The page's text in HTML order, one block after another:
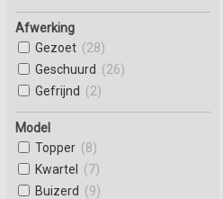
Afwerking
Gezoet (28)
Geschuurd (26)
Gefrijnd (2)
Model
Topper (8)
Kwartel
(7)
Buizerd (9)